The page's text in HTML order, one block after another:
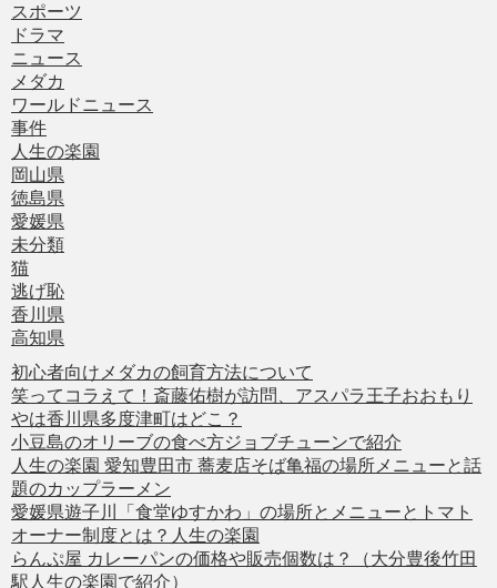
スポーツ
ドラマ
ニュース
メダカ
ワールドニュース
事件
人生の楽園
岡山県
徳島県
愛媛県
未分類
猫
逃げ恥
香川県
高知県
初心者向けメダカの飼育方法について
笑ってコラえて！斎藤佑樹が訪問、アスパラ王子おおもり
やは香川県多度津町はどこ？
小豆島のオリーブの食べ方ジョブチューンで紹介
人生の楽園 愛知豊田市 蕎麦店そば亀福の場所メニューと話
題のカップラーメン
愛媛県遊子川「食堂ゆすかわ」の場所とメニューとトマト
オーナー制度とは？人生の楽園
らんぷ屋 カレーパンの価格や販売個数は？（大分豊後竹田
駅人生の楽園で紹介）